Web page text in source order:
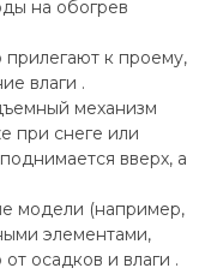
на обогрев
к проему,
влаги .
механизм
при снеге или
вверх, а
модели (например,
элементами,
осадков и влаги .